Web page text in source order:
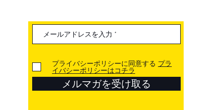
プライバシーポリシーに同意する プラ
イバシーポリシーはコチラ
メルマガを受け取る